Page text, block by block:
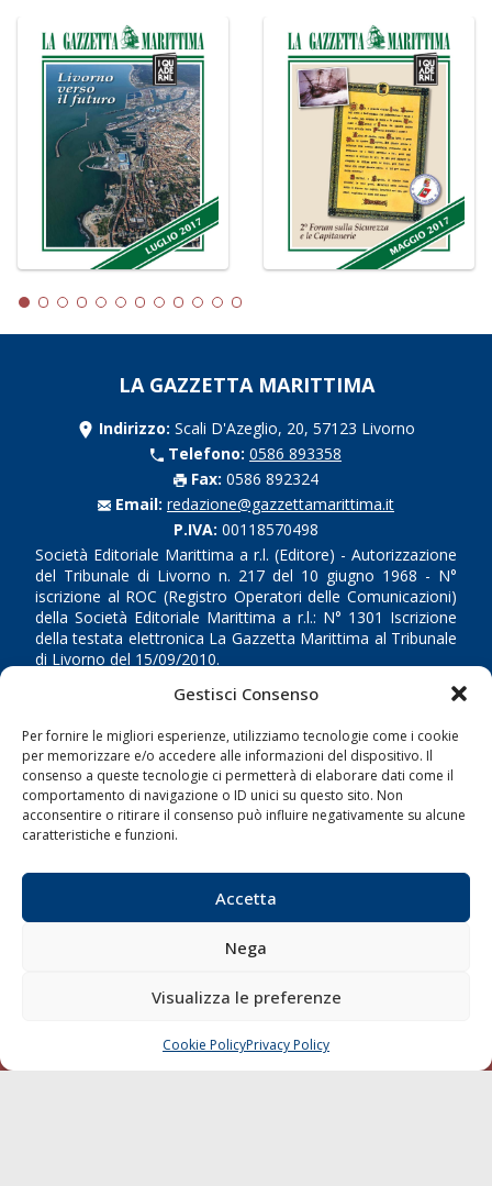
Gestisci Consenso
Per fornire le migliori esperienze, utilizziamo tecnologie come i cookie
per memorizzare e/o accedere alle informazioni del dispositivo. Il
consenso a queste tecnologie ci permetterà di elaborare dati come il
comportamento di navigazione o ID unici su questo sito. Non
acconsentire o ritirare il consenso può influire negativamente su alcune
caratteristiche e funzioni.
Accetta
Nega
Visualizza le preferenze
Cookie PolicyPrivacy Policy
LA GAZZETTA MARITTIMA
Indirizzo: Scali D'Azeglio, 20, 57123 Livorno
Telefono: 0586 893358
Fax: 0586 892324
Email: redazione@gazzettamarittima.it
P.IVA: 00118570498
Società Editoriale Marittima a r.l. (Editore) - Autorizzazione
del Tribunale di Livorno n. 217 del 10 giugno 1968 - N°
iscrizione al ROC (Registro Operatori delle Comunicazioni)
della Società Editoriale Marittima a r.l.: N° 1301 Iscrizione
della testata elettronica La Gazzetta Marittima al Tribunale
di Livorno del 15/09/2010.
LINK
Shipping
Porti/Interporti
Trasporti
Sostenibilità
Compagnie di Navigazione
Blue economy
Diporto
Contatti
CHIAMA SCRIVI